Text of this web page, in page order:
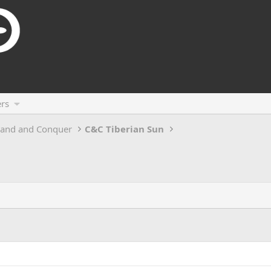
and Conquer C&C Tiberian Sun